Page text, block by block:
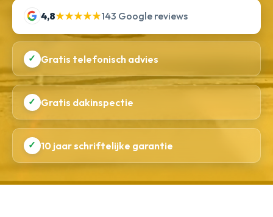
4,8★★★★★143 Google reviews
✓ Gratis telefonisch advies
✓ Gratis dakinspectie
✓ 10 jaar schriftelijke garantie